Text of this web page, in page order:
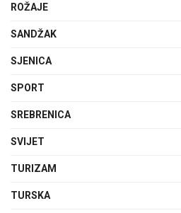
ROŽAJE
SANDŽAK
SJENICA
SPORT
SREBRENICA
SVIJET
TURIZAM
TURSKA